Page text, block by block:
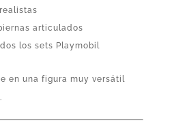
articulados
los sets Playmobil
en una figura muy versátil